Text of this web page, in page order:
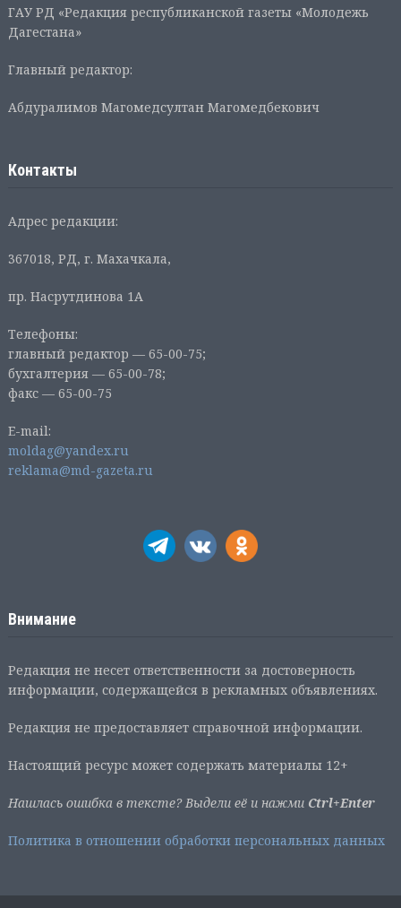
ГАУ РД «Редакция республиканской газеты «Молодежь
Дагестана»
Главный редактор:
Абдуралимов Магомедсултан Магомедбекович
Контакты
Адрес редакции:
367018, РД, г. Махачкала,
пр. Насрутдинова 1А
Телефоны:
главный редактор — 65-00-75;
бухгалтерия — 65-00-78;
факс — 65-00-75
E-mail:
moldag@yandex.ru
reklama@md-gazeta.ru
Внимание
Редакция не несет ответственности за достоверность
информации, содержащейся в рекламных объявлениях.
Редакция не предоставляет справочной информации.
Настоящий ресурс может содержать материалы 12+
Нашлась ошибка в тексте? Выдели её и нажми Ctrl+Enter
Политика в отношении обработки персональных данных